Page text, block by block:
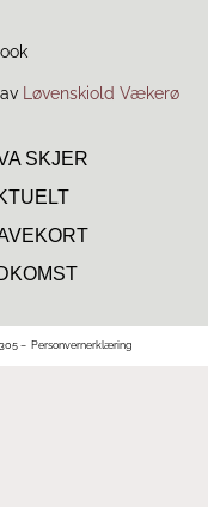
Løvenskiold Vækerø
SKJER
– Personvernerklæring